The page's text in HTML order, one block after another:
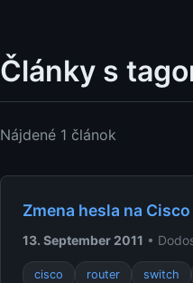
Články s
Nájdené 1 článok
Zmena hesla na
13. September 2011 •
cisco router switch